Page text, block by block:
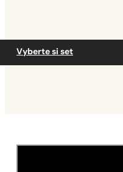
Vyberte si set